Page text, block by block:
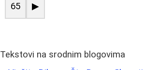
65 ▶
Tekstovi na srodnim blogovima